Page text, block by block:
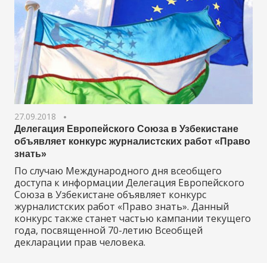
27.09.2018
Делегация Европейского Союза в Узбекистане
объявляет конкурс журналистских работ «Право
знать»
По случаю Международного дня всеобщего
доступа к информации Делегация Европейского
Союза в Узбекистане объявляет конкурс
журналистских работ «Право знать». Данный
конкурс также станет частью кампании текущего
года, посвященной 70-летию Всеобщей
декларации прав человека.